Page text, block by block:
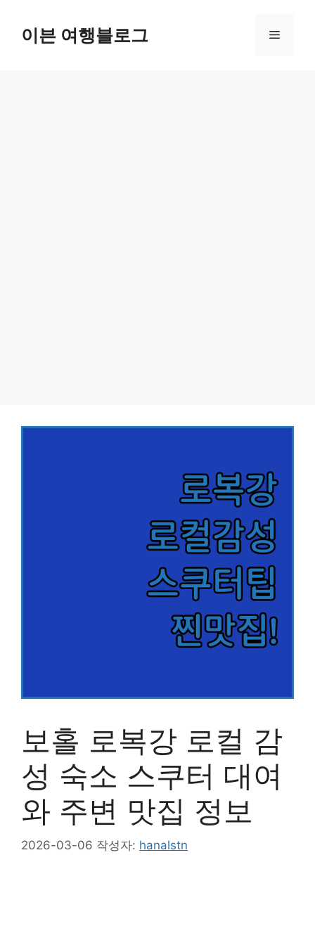
이븐 여행블로그 메
보홀 로복강 로컬 감
성 숙소 스쿠터 대여
와 주변 맛집 정보
2026-03-06 작성자: hanalstn